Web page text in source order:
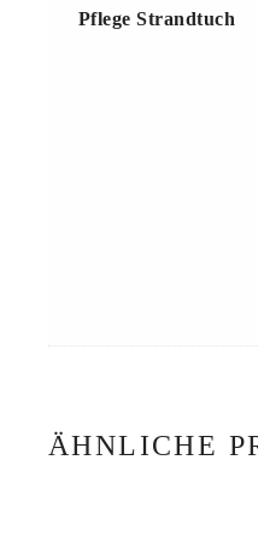
Pflege Strandtuch
ÄHNLICHE